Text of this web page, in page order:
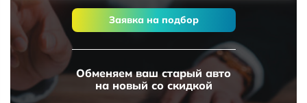
Заявка на подбор
Обменяем ваш старый авто
на новый со скидкой